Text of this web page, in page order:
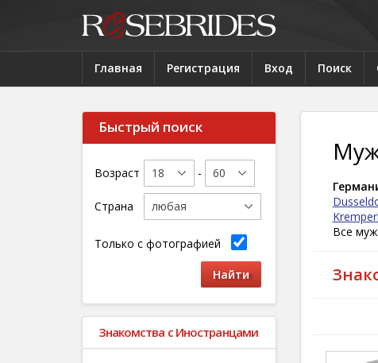
Главная Регистрация Вход Поиск
Быстрый поиск
Возраст -
Страна
Только с фотографией
Знакомства с Иностранцами
Все